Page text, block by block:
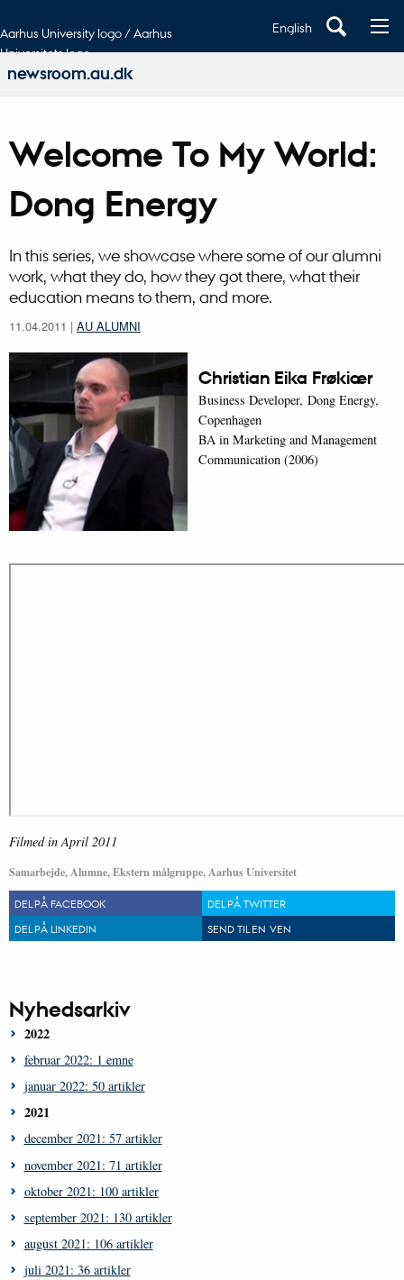
Aarhus University logo / Aarhus
Universitets logo
newsroom.au.dk
English
Welcome To My World:
Dong Energy
In this series, we showcase where some of our alumni
work, what they do, how they got there, what their
education means to them, and more.
11.04.2011 | AU ALUMNI
Christian Eika Frøkiær
Business Developer, Dong Energy,
Copenhagen
BA in Marketing and Management
Communication (2006)
Filmed in April 2011
Samarbejde, Alumne, Ekstern målgruppe, Aarhus Universitet
DEL PÅ FACEBOOK
DEL PÅ TWITTER
DEL PÅ LINKEDIN
SEND TIL EN VEN
Nyhedsarkiv
2022
februar 2022: 1 emne
januar 2022: 50 artikler
2021
december 2021: 57 artikler
november 2021: 71 artikler
oktober 2021: 100 artikler
september 2021: 130 artikler
august 2021: 106 artikler
juli 2021: 36 artikler